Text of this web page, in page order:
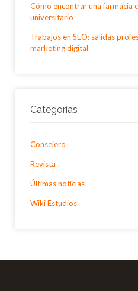
Cómo encontrar una farmacia
universitario
Trabajos en SEO: salidas
marketing digital
Categorías
Consejero
Revista
Últimas noticias
Wiki Estudios